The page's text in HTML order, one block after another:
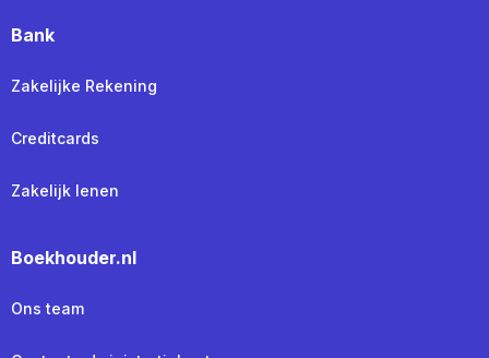
Bank
Zakelijke Rekening
Creditcards
Zakelijk lenen
Boekhouder.nl
Ons team